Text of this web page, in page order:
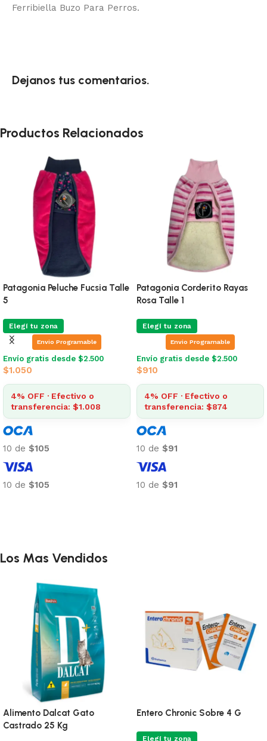
Ferribiella Buzo Para Perros.
Dejanos tus comentarios.
Productos Relacionados
Patagonia Peluche Fucsia Talle
5
Elegí tu zona
Envio Programable
Envío gratis desde $2.500
$1.050
4% OFF · Efectivo o
transferencia: $1.008
10 de $105
10 de $105
Patagonia Corderito Rayas
Rosa Talle 1
Elegí tu zona
Envio Programable
Envío gratis desde $2.500
$910
4% OFF · Efectivo o
transferencia: $874
10 de $91
10 de $91
Los Mas Vendidos
Alimento Dalcat Gato
Castrado 25 Kg
Entero Chronic Sobre 4 G
Elegí tu zona